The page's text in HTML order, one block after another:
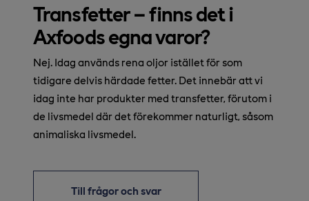
Transfetter – finns det i
Axfoods egna varor?
Nej. Idag används rena oljor istället för som
tidigare delvis härdade fetter. Det innebär att vi
idag inte har produkter med transfetter, förutom i
de livsmedel där det förekommer naturligt, såsom
animaliska livsmedel.
Till frågor och svar